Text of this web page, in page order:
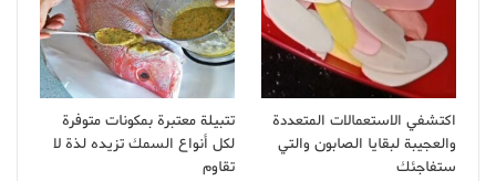
اكتشفي الاستعمالات المتعددة
والعجيبة لبقايا الصابون والتي
ستفاجئك
تتبيلة معتبرة بمكونات متوفرة
لكل أنواع السمك تزيده لذة لا
تقاوم